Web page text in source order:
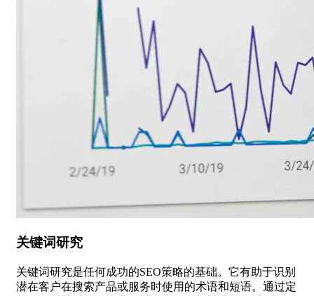
关键词研究
关键词研究是任何成功的SEO策略的基础。它有助于识别
潜在客户在搜索产品或服务时使用的术语和短语。通过定